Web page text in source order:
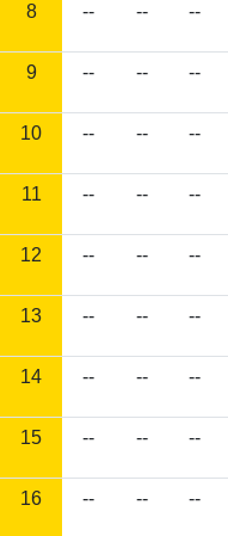
8 -- -- --
9 -- -- --
10 -- -- --
11 -- -- --
12 -- -- --
13 -- -- --
14 -- -- --
15 -- -- --
16 -- -- --